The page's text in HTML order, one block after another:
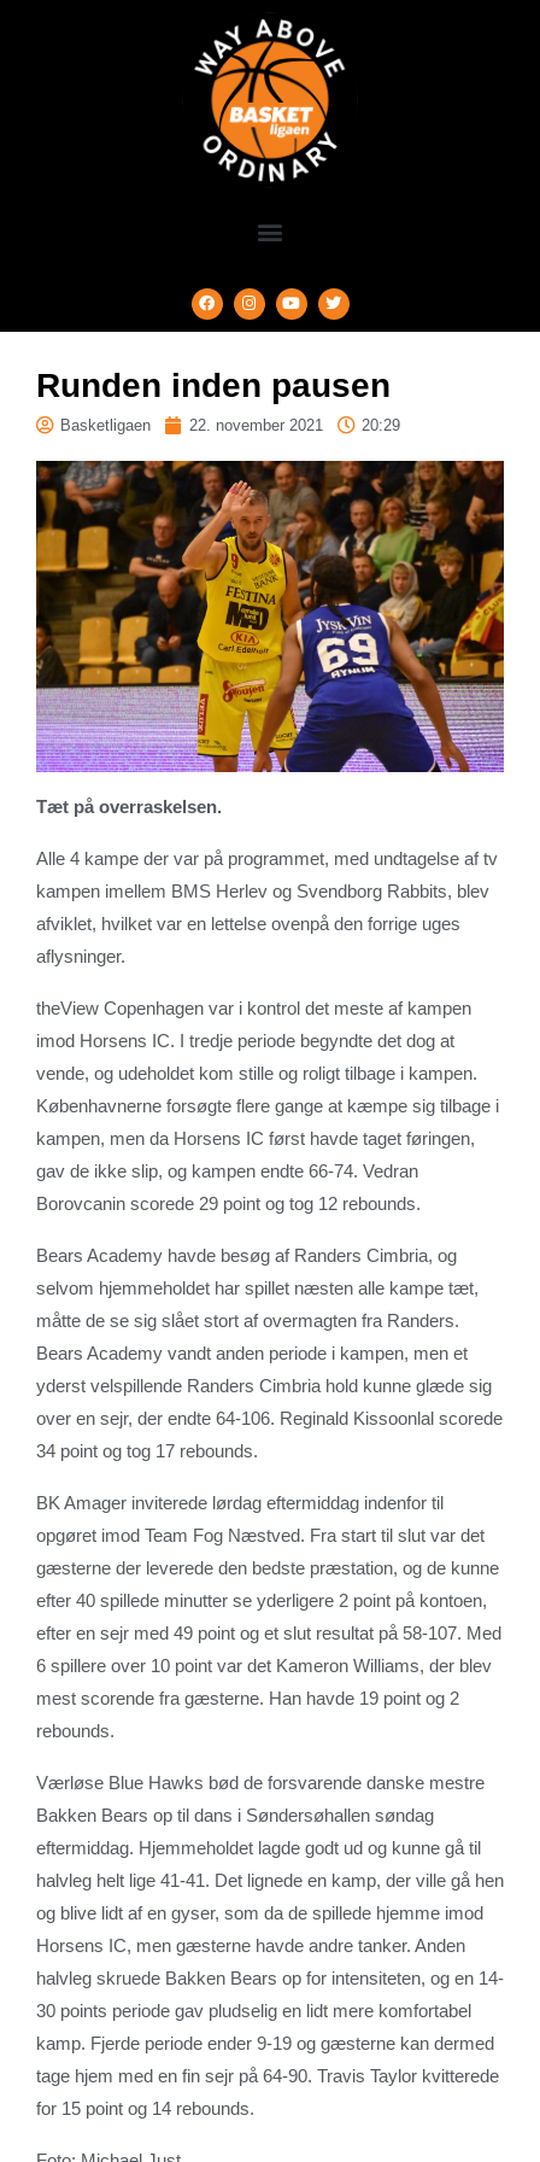
Runden inden pausen
Basketligaen 22. november 2021 20:29
Tæt på overraskelsen.
Alle 4 kampe der var på programmet, med undtagelse af tv
kampen imellem BMS Herlev og Svendborg Rabbits, blev
afviklet, hvilket var en lettelse ovenpå den forrige uges
aflysninger.
theView Copenhagen var i kontrol det meste af kampen
imod Horsens IC. I tredje periode begyndte det dog at
vende, og udeholdet kom stille og roligt tilbage i kampen.
Københavnerne forsøgte flere gange at kæmpe sig tilbage i
kampen, men da Horsens IC først havde taget føringen,
gav de ikke slip, og kampen endte 66-74. Vedran
Borovcanin scorede 29 point og tog 12 rebounds.
Bears Academy havde besøg af Randers Cimbria, og
selvom hjemmeholdet har spillet næsten alle kampe tæt,
måtte de se sig slået stort af overmagten fra Randers.
Bears Academy vandt anden periode i kampen, men et
yderst velspillende Randers Cimbria hold kunne glæde sig
over en sejr, der endte 64-106. Reginald Kissoonlal scorede
34 point og tog 17 rebounds.
BK Amager inviterede lørdag eftermiddag indenfor til
opgøret imod Team Fog Næstved. Fra start til slut var det
gæsterne der leverede den bedste præstation, og de kunne
efter 40 spillede minutter se yderligere 2 point på kontoen,
efter en sejr med 49 point og et slut resultat på 58-107. Med
6 spillere over 10 point var det Kameron Williams, der blev
mest scorende fra gæsterne. Han havde 19 point og 2
rebounds.
Værløse Blue Hawks bød de forsvarende danske mestre
Bakken Bears op til dans i Søndersøhallen søndag
eftermiddag. Hjemmeholdet lagde godt ud og kunne gå til
halvleg helt lige 41-41. Det lignede en kamp, der ville gå hen
og blive lidt af en gyser, som da de spillede hjemme imod
Horsens IC, men gæsterne havde andre tanker. Anden
halvleg skruede Bakken Bears op for intensiteten, og en 14-
30 points periode gav pludselig en lidt mere komfortabel
kamp. Fjerde periode ender 9-19 og gæsterne kan dermed
tage hjem med en fin sejr på 64-90. Travis Taylor kvitterede
for 15 point og 14 rebounds.